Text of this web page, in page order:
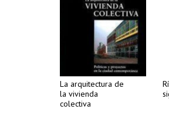
La arquitectura de
la vivienda
colectiva